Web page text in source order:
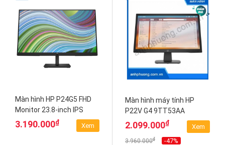
Màn hình HP P24G5 FHD
Monitor 23.8-inch IPS
3.190.000₫
Xem
Màn hình máy tính HP
P22V G4 9TT53AA
2.099.000₫
3.960.000₫ -47%
Xem